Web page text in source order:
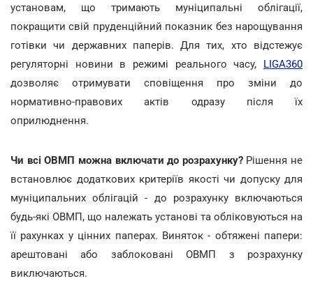
установам, що тримають муніципальні облігації,
покращити свій пруденційний показник без нарощування
готівки чи державних паперів. Для тих, хто відстежує
регуляторні новини в режимі реального часу, LIGA360
дозволяє отримувати сповіщення про зміни до
нормативно-правових актів одразу після їх
оприлюднення.
Чи всі ОВМП можна включати до розрахунку?Рішення не
встановлює додаткових критеріїв якості чи допуску для
муніципальних облігацій - до розрахунку включаються
будь-які ОВМП, що належать установі та обліковуються на
її рахунках у цінних паперах. Виняток - обтяжені папери:
арештовані або заблоковані ОВМП з розрахунку
виключаються.